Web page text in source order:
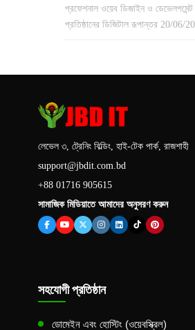
প্রফেশনাল ওয়েব ডিজাইন ও
প্রতিষ্ঠানের ডিজিটাল রূপান্তর 20/06/
লেভেল ৩, ট্রেনিং বিল্ডিং, হাই-টেক পার্ক, রাজশাহী
support@jbdit.com.bd
+88 01716 905615
সামাজিক মিডিয়াতে আমাদের অনুসরণ করুন
সহযোগী প্রতিষ্ঠান
ডোমেইন এবং হোস্টিং (ওয়েবস্ক্রিল)